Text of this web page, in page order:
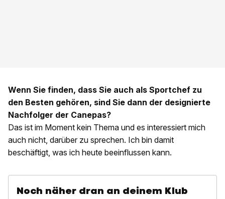
Wenn Sie finden, dass Sie auch als Sportchef zu
den Besten gehören, sind Sie dann der designierte
Nachfolger der Canepas?
Das ist im Moment kein Thema und es interessiert mich
auch nicht, darüber zu sprechen. Ich bin damit
beschäftigt, was ich heute beeinflussen kann.
Noch näher dran an deinem Klub